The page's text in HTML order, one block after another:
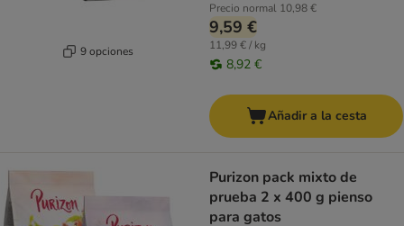
9 opciones
Precio normal 10,98 €
9,59 €
11,99 € / kg
8,92 €
Añadir a la cesta
Purizon pack mixto de
prueba 2 x 400 g pienso
para gatos